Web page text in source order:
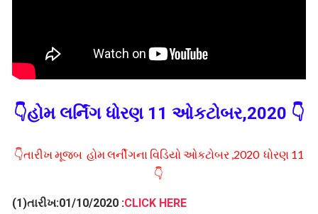
👇હોમ લર્નિંગ ધોરણ 11 ઓકટોબર,2020 👇
👇તારીખ મૂજબ હોમ લર્નીગના વિડિયો ઓકટોબર ,2020 ધોરણ 11
👇
(1)તારીખ:01/10/2020 :CLICK HERE